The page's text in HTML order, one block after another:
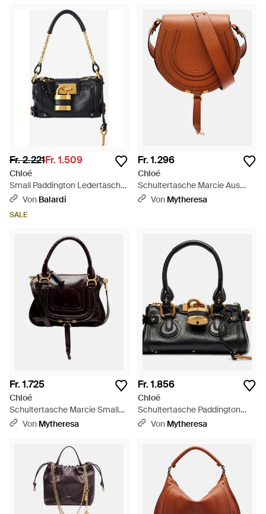
Fr. 2.221Fr. 1.509
Chloé
Small Paddington Ledertasche
- Schwarz
Von Balardi
SALE
Fr. 1.296
Chloé
Schultertasche Marcie Aus
Leder - Braun
Von Mytheresa
Fr. 1.725
Chloé
Schultertasche Marcie Small
Aus Leder - Schwarz
Von Mytheresa
Fr. 1.856
Chloé
Schultertasche Paddington
Small Aus Leder - Schwarz
Von Mytheresa